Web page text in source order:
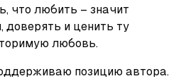
что любить – значит
доверять и ценить ту
любовь.
позицию автора.